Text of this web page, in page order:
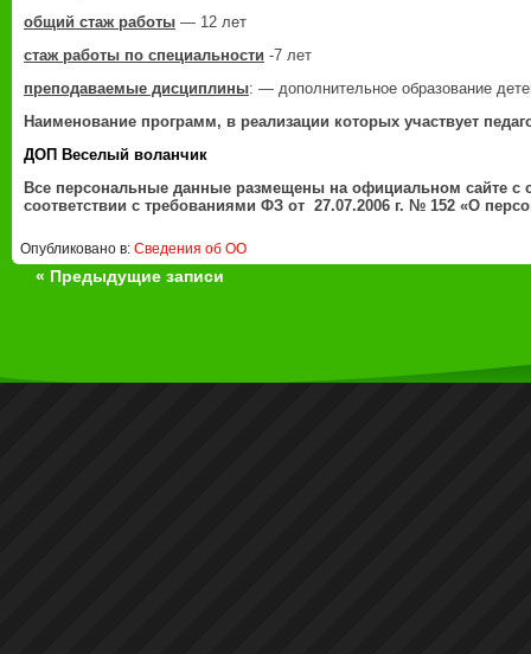
общий стаж работы — 12 лет
стаж работы по специальности -7 лет
преподаваемые дисциплины: — дополнительное образование
Наименование программ, в реализации которых участвует
ДОП Веселый воланчик
Все персональные данные размещены на официальном сайте с
соответствии с требованиями ФЗ от 27.07.2006 г. № 152 «О
Опубликовано в: Сведения об ОО
« Предыдущие записи